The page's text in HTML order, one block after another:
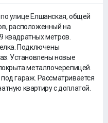
улице Елшанская, общей
расположенный на
квадратных метров.
Подключены
Установлены новые
металлочерепицей.
гараж. Рассматривается
квартиру с доплатой.